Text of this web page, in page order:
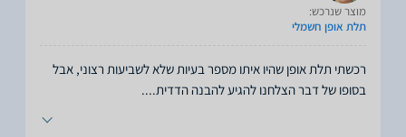
מוצר שנרכש:
תלת אופן חשמלי
רכשתי תלת אופן שהיו איתו מספר בעיות שלא לשביעות רצוני, אבל
בסופו של דבר הצלחנו להגיע להבנה הדדית....